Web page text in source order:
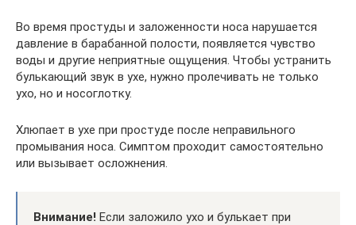
Во время простуды и заложенности носа нарушается
давление в барабанной полости, появляется чувство
воды и другие неприятные ощущения. Чтобы устранить
булькающий звук в ухе, нужно пролечивать не только
ухо, но и носоглотку.
Хлюпает в ухе при простуде после неправильного
промывания носа. Симптом проходит самостоятельно
или вызывает осложнения.
Внимание! Если заложило ухо и булькает при